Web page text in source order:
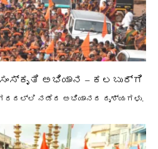
ಅಭಿಯಾನ – ಕಲಬುರ್ಗಿ
ನಡೆದ ಅಭಿಯಾನದ ದೃಶ್ಯಗಳು.